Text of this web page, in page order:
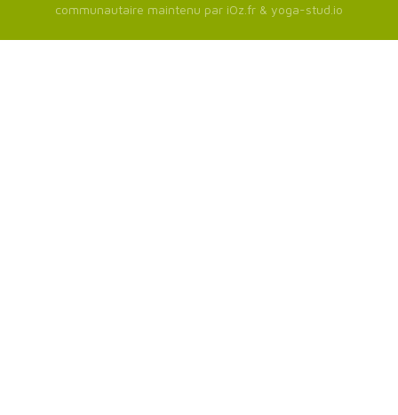
communautaire maintenu par iOz.fr & yoga-stud.io